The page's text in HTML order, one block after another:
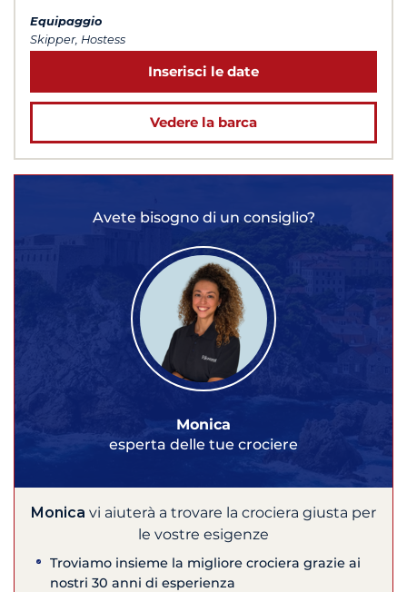
Equipaggio
Skipper, Hostess
Inserisci le date
Vedere la barca
Avete bisogno di un consiglio?
Monica
esperta delle tue crociere
Monica vi aiuterà a trovare la crociera giusta per
le vostre esigenze
Troviamo insieme la migliore crociera grazie ai
nostri 30 anni di esperienza